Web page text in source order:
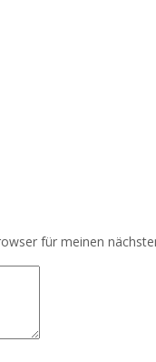
für meinen